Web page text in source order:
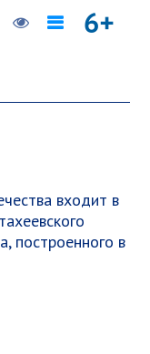
входит в
построенного в